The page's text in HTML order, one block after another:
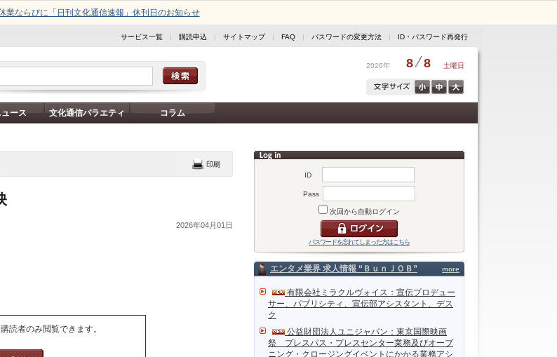
業ならびに「日刊文化通信速報」休刊日のお知らせ
サービス一覧 | 購読申込 | サイトマップ| FAQ | パスワードの変更方法 | ID・パスワード再発行
2026年 8 8 土曜日
ース 文化通信バラエティ コラム
ID
Pass
次回から自動ログイン
パスワードを忘れてしまった方はこちら
more
エンタメ業界 求人情報 “ＢｕｎＪＯＢ”
有限会社ミラクルヴォイス：宣伝プロデュー
サー、パブリシティ、宣伝部アシスタント、デス
ク
公益財団法人ユニジャパン：東京国際映画
祭 プレスパス・プレスセンター業務及びオープ
ニング・クロージングイベントにかかる業務アシ
2026年04月01日
読者のみ閲覧できます。